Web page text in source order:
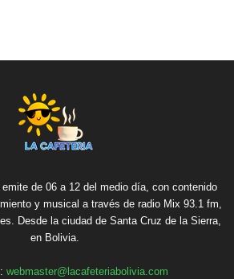
de 06 a 12 del medio día, con contenido
y musical a través de radio Mix 93.1 fm,
Desde la ciudad de Santa Cruz de la Sierra,
en Bolivia.
webmaster@lacafeteriabolivia.com